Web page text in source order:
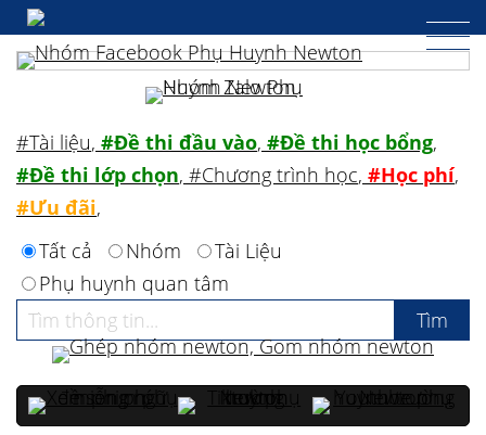
#Tài liệu, #Đề thi đầu vào, #Đề thi học bổng,
#Đề thi lớp chọn, #Chương trình học, #Học phí,
#Ưu đãi,
Tất cả
Nhóm
Tài Liệu
Phụ huynh quan tâm